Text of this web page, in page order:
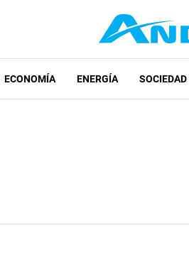
ECONOMÍA ENERGÍA SOCIEDAD